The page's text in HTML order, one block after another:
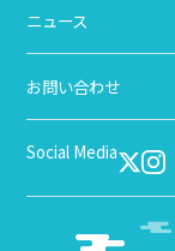
ニュース
お問い合わせ
Social Media